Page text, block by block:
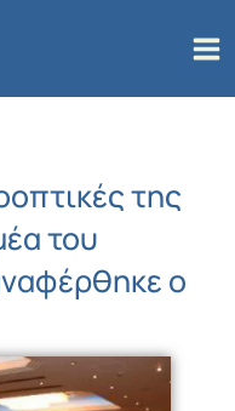
της
του
ο